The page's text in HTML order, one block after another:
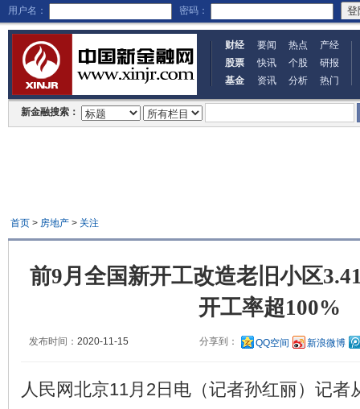
用户名： 密码：
财经 要闻 热点
产经
股票
快讯 个股
研报
基金
资讯 分析 热门
新金融搜索：
首页> 房地产> 关注
前9月全国新开工改造老旧小区
开工率超100%
发布时间： 2020-11-15 分享到： QQ空间 新浪微博
人民网北京11月2日电（记者孙红丽）记者